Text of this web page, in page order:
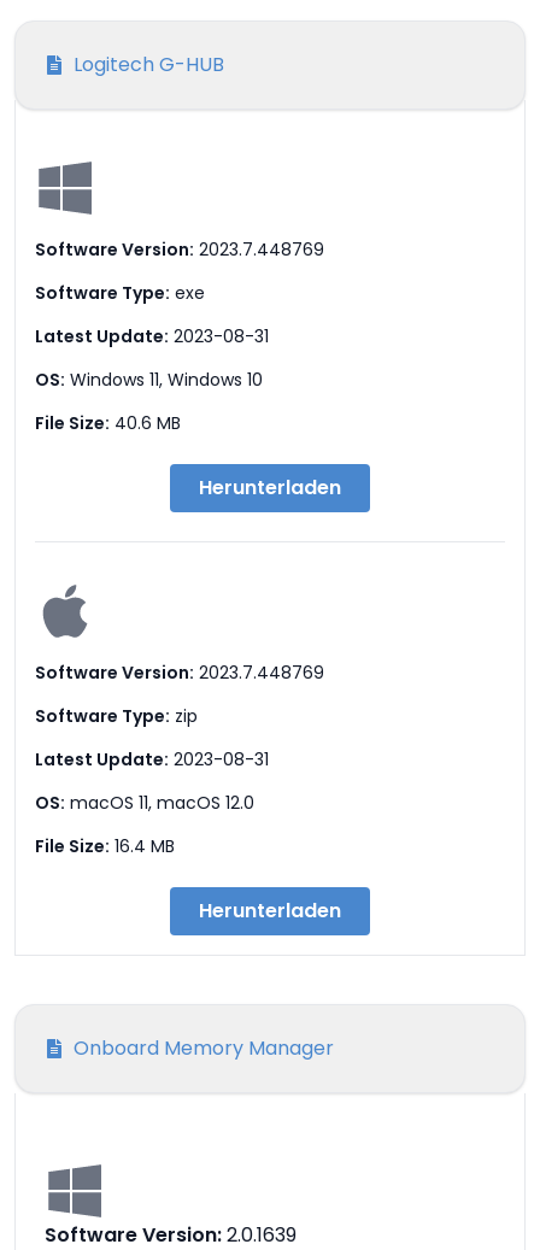
Logitech G-HUB
Software Version: 2023.7.448769
Software Type: exe
Latest Update: 2023-08-31
OS: Windows 11, Windows 10
File Size: 40.6 MB
Herunterladen
Software Version: 2023.7.448769
Software Type: zip
Latest Update: 2023-08-31
OS: macOS 11, macOS 12.0
File Size: 16.4 MB
Herunterladen
Onboard Memory Manager
Software Version:2.0.1639